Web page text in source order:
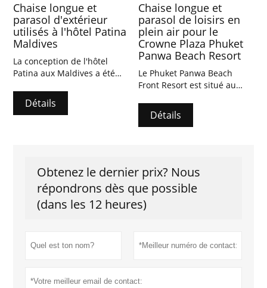
Chaise longue et
parasol d'extérieur
utilisés à l'hôtel Patina
Maldives
La conception de l'hôtel
Patina aux Maldives a été
par Marcio Kogan,
combinant un style
sophistiquée.
Détails
Chaise longue et
parasol de loisirs en
plein air pour le
Crowne Plaza Phuket
Panwa Beach Resort
Le Phuket Panwa Beach
Front Resort est situé au
loin de l'agitation, pour
profiter d'un moment de
Détails
Obtenez le dernier prix? Nous
répondrons dès que possible
(dans les 12 heures)